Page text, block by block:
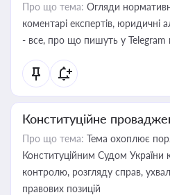
Про що тема: Огляди
коментарі експертів, юридичні
- все, про що пишуть у Telegram
Конституційне
Про що тема: Тема охоплює
Конституційним Судом України
контролю, розгляду справ,
правових позицій